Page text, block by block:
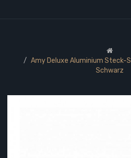
Amy Deluxe Aluminium Steck-
Schwarz